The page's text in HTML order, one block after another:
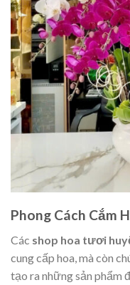
Phong Cách Cắm
Các shop hoa tươi
cung cấp hoa, mà còn
tạo ra những sản phẩm